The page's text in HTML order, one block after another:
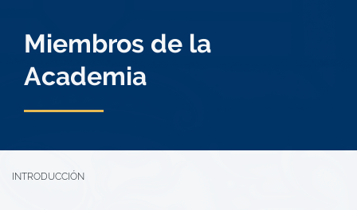
Miembros de la
Academia
INTRODUCCIÓN